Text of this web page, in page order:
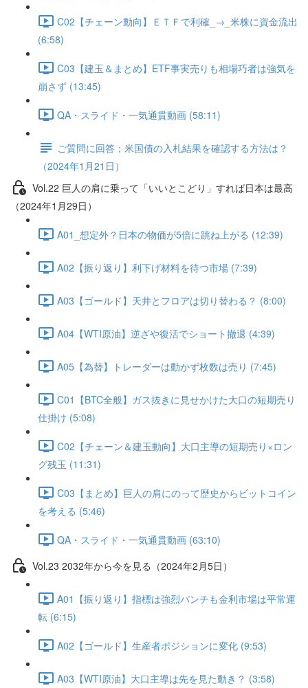
C02【チェーン動向】ＥＴＦで利確_→_米株に資金流出
(6:58)
C03【建玉＆まとめ】ETF事実売りも相場巧者は強気を
崩さず (13:45)
QA・スライド・一気通貫動画 (58:11)
ご質問に回答；米国債の入札結果を確認する方法は？
（2024年1月21日）
Vol.22 巨人の肩に乗って「いいとこどり」すれば日本は最高
（2024年1月29日）
A01_想定外？日本の物価が5倍に跳ね上がる (12:39)
A02【振り返り】利下げ材料を待つ市場 (7:39)
A03【ゴールド】天井とフロアは切り替わる？ (8:00)
A04【WTI原油】逆ざや復活でショート撤退 (4:39)
A05【為替】トレーダーは動かず枚数は売り (7:45)
C01【BTC全般】ガス抜きに見せかけた大口の短期売り
仕掛け (5:08)
C02【チェーン＆建玉動向】大口主導の短期売り×ロン
グ残玉 (11:31)
C03【まとめ】巨人の肩にのって歴史からビットコイン
を考える (5:46)
QA・スライド・一気通貫動画 (63:10)
Vol.23 2032年から今を見る（2024年2月5日）
A01【振り返り】指標は強烈パンチも金利市場は平常運
転 (6:15)
A02【ゴールド】生産者ポジションに変化 (9:53)
A03【WTI原油】大口主導は先を見た動き？ (3:58)